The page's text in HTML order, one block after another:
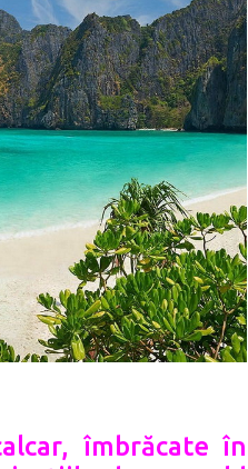
îmbrăcate în